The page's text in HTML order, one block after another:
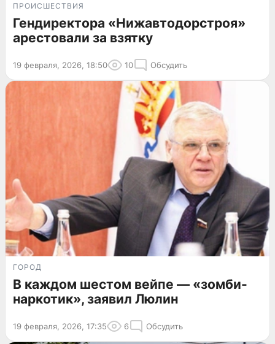
ПРОИСШЕСТВИЯ
Гендиректора «Нижавтодорстроя»
арестовали за взятку
19 февраля, 2026, 18:50 10 Обсудить
ГОРОД
В каждом шестом вейпе — «зомби-
наркотик», заявил Люлин
19 февраля, 2026, 17:35 6 Обсудить